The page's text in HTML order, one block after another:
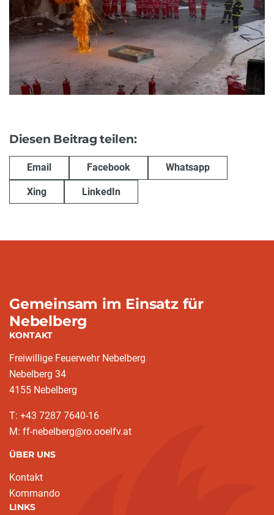
Diesen Beitrag teilen:
Email Facebook Whatsapp
Xing LinkedIn
Gemeinsam im Einsatz für
Nebelberg
KONTAKT
Freiwillige Feuerwehr Nebelberg
Nebelberg 34
4155 Nebelberg
T: +43 7287 7640-16
M: ff-nebelberg@ro.ooelfv.at
ÜBER UNS
Kontakt
Kommando
LINKS